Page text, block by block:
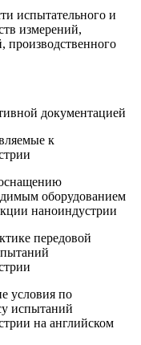
испытательного и
измерений,
производственного
документацией
к
оборудованием
наноиндустрии
передовой
условия по
испытаний
на английском